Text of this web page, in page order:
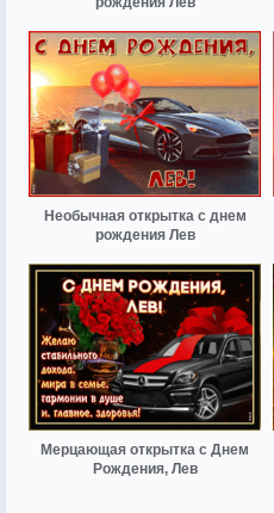
Необычная открытка с днем
рождения Лев
Мерцающая открытка с Днем
Рождения, Лев